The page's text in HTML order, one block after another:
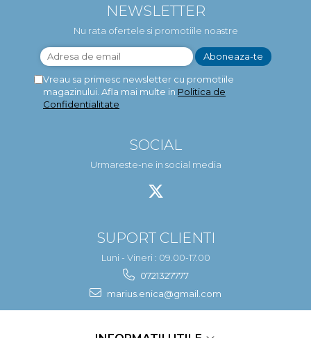
NEWSLETTER
Nu rata ofertele si promotiile noastre
Vreau sa primesc newsletter cu promotiile
magazinului. Afla mai multe in Politica de
Confidentialitate
SOCIAL
Urmareste-ne in social media
SUPORT CLIENTI
Luni - Vineri : 09.00-17.00
0721327777
marius.enica@gmail.com